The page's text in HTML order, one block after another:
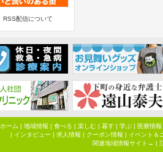
RSS配信について
ホーム | 地域情報 | 食べる | 楽しむ| 暮す| 学ぶ| 医療情報
| インタビュー | 求人情報 | クーポン情報 | イベント＆
関連地域情報サイト→ |